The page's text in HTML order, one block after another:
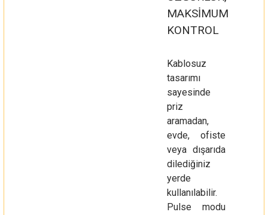
MAKSİMUM
KONTROL
Kablosuz
tasarımı
sayesinde
priz
aramadan,
evde, ofiste
veya dışarıda
dilediğiniz
yerde
kullanılabilir.
Pulse modu